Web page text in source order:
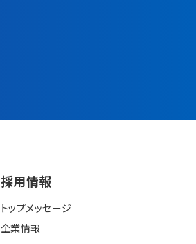
採⽤情報
トップメッセージ
企業情報